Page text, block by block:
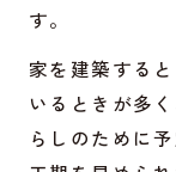
す。
家を建築する
いるときが多
らしのために